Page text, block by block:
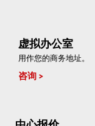
虚拟办公室
用作您的商务地址。
咨询